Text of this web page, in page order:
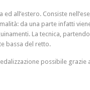
all’estero. Consiste
da una parte infatti
La tecnica,
bassa del retto.
possibile grazie